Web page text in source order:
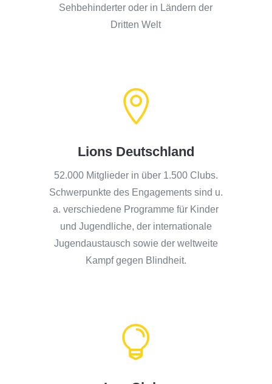
Sehbehinderter oder in Ländern der
Dritten Welt

Lions Deutschland
52.000 Mitglieder in über 1.500 Clubs.
Schwerpunkte des Engagements sind u.
a. verschiedene Programme für Kinder
und Jugendliche, der internationale
Jugendaustausch sowie der weltweite
Kampf gegen Blindheit.
